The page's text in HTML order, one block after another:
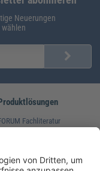
Neuerungen
Fachliteratur